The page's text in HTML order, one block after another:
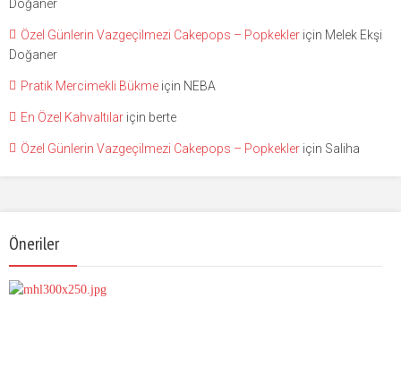
Doğaner
Özel Günlerin Vazgeçilmezi Cakepops – Popkekler için Melek Ekşi
Doğaner
Pratik Mercimekli Bükme için NEBA
En Özel Kahvaltılar için berte
Özel Günlerin Vazgeçilmezi Cakepops – Popkekler için Saliha
Öneriler